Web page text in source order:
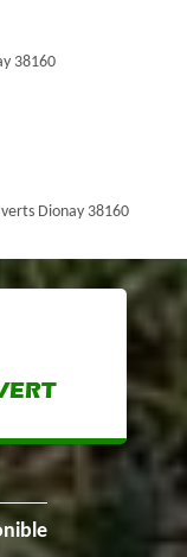
38160
Dionay 38160